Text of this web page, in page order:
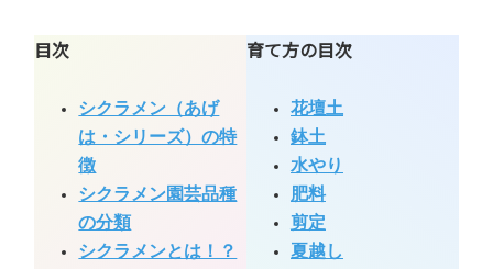
目次
シクラメン（あげ
は・シリーズ）の特
徴
シクラメン園芸品種
の分類
シクラメンとは！？
育て方の目次
花壇土
鉢土
水やり
肥料
剪定
夏越し